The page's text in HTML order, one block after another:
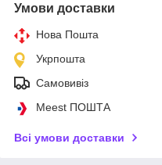
Умови доставки
Нова Пошта
Укрпошта
Самовивіз
Meest ПОШТА
Всі умови доставки